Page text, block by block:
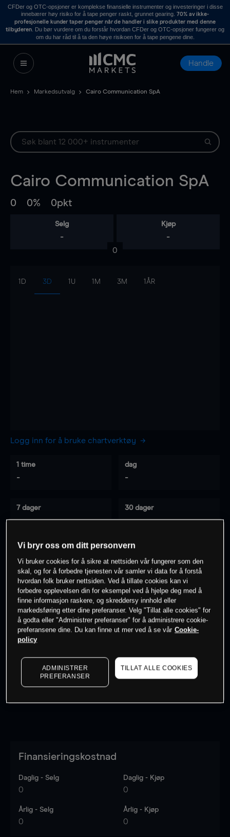
CFDer og OTC-opsjoner er komplekse finansielle instrumenter og investeringer i disse
innebærer høy risiko for å tape penger raskt, grunnet gearing. 70% av ikke-
profesjonelle kunder taper penger når de handler i slike produkter med denne
tilbyderen . Du bør vurdere om du forstår hvordan CFDer og OTC-opsjoner fungerer og
om du har råd til å ta den høye risikoen for å tape pengene dine.
Handle
Hem Markedsutvalg Cairo Communication SpA
Cairo Communication SpA
0 0% 0pkt
Selg
-
Kjøp
-
0
1D 3D 1U 1M 3M 1ÅR
Logg inn for å bruke chartverktøy
1 time
-
dag
-
7 dager
-
30 dager
-
0% av kunder er på dette instrumentet
Søk om konto
Kursene er veiledende. Log into see latest market data
Finansieringskostnad
Daglig - Selg
0
Daglig - Kjøp
0
Årlig - Selg
0
Årlig - Kjøp
0
Vi bryr oss om ditt personvern
Vi bruker cookies for å sikre at nettsiden vår fungerer som den
skal, og for å forbedre tjenesten vår samler vi data for å forstå
hvordan folk bruker nettsiden. Ved å tillate cookies kan vi
forbedre opplevelsen din for eksempel ved å hjelpe deg med å
finne informasjon raskere, og skreddersy innhold eller
markedsføring etter dine preferanser. Velg "Tillat alle cookies" for
å godta eller "Administrer preferanser" for å administrere cookie-
preferansene dine. Du kan finne ut mer ved å se vår Cookie-
policy
ADMINISTRER
PREFERANSER
TILLAT ALLE COOKIES